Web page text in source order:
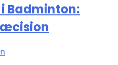
Badminton: